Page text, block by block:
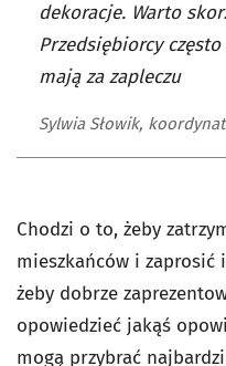
dekoracje. Warto
Przedsiębiorcy
mają za zapleczu
Sylwia Słowik,
Chodzi o to, żeby
mieszkańców i zaprosić
żeby dobrze
opowiedzieć jakąś
mogą przybrać